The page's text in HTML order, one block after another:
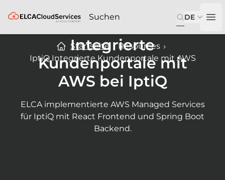
ELCA DE
Startseite
Resources
IptiQ Integrierte Kundenportale mit AWS
Integrierte
Kundenportale mit
AWS bei IptiQ
ELCA implementierte AWS Managed Services
für IptiQ mit React Frontend und Spring Boot
Backend.